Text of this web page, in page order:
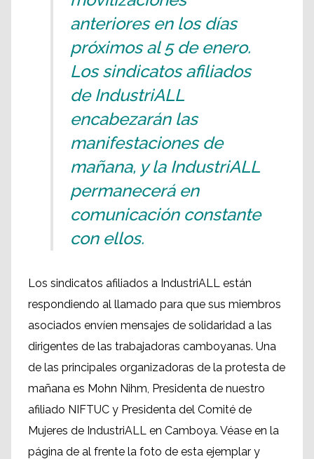
anteriores en los días
próximos al 5 de enero.
Los sindicatos afiliados
de IndustriALL
encabezarán las
manifestaciones de
mañana, y la IndustriALL
permanecerá en
comunicación constante
con ellos.
Los sindicatos afiliados a IndustriALL están
respondiendo al llamado para que sus miembros
asociados envíen mensajes de solidaridad a las
dirigentes de las trabajadoras camboyanas. Una
de las principales organizadoras de la protesta de
mañana es Mohn Nihm, Presidenta de nuestro
afiliado NIFTUC y Presidenta del Comité de
Mujeres de IndustriALL en Camboya. Véase en la
página de al frente la foto de esta ejemplar y